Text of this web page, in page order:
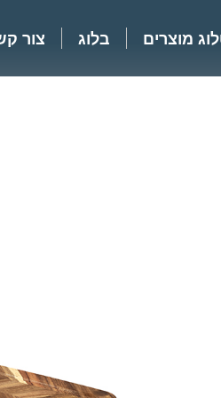
מוצרים בלוג צור